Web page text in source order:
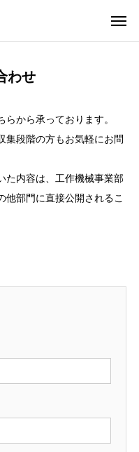
わせ
から承っております。
集段階の方もお気軽にお問
た内容は、工作機械事業部
他部門に直接公開されるこ